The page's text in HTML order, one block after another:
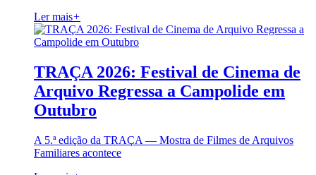
Ler mais+
TRAÇA 2026: Festival de Cinema de
Arquivo Regressa a Campolide em
Outubro
A 5.ª edição da TRAÇA — Mostra de Filmes de Arquivos
Familiares acontece